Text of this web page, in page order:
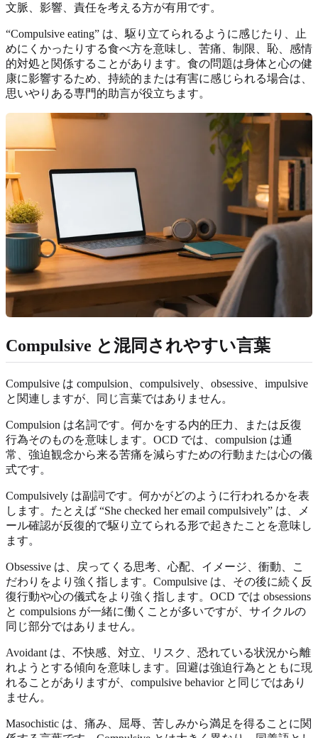
文脈、影響、責任を考える方が有用です。
“Compulsive eating” は、駆り立てられるように感じたり、止
めにくかったりする食べ方を意味し、苦痛、制限、恥、感情
的対処と関係することがあります。食の問題は身体と心の健
康に影響するため、持続的または有害に感じられる場合は、
思いやりある専門的助言が役立ちます。
Compulsive と混同されやすい言葉
Compulsive は compulsion、compulsively、obsessive、impulsive
と関連しますが、同じ言葉ではありません。
Compulsion は名詞です。何かをする内的圧力、または反復
行為そのものを意味します。OCD では、compulsion は通
常、強迫観念から来る苦痛を減らすための行動または心の儀
式です。
Compulsively は副詞です。何かがどのように行われるかを表
します。たとえば “She checked her email compulsively” は、メ
ール確認が反復的で駆り立てられる形で起きたことを意味し
ます。
Obsessive は、戻ってくる思考、心配、イメージ、衝動、こ
だわりをより強く指します。Compulsive は、その後に続く反
復行動や心の儀式をより強く指します。OCD では obsessions
と compulsions が一緒に働くことが多いですが、サイクルの
同じ部分ではありません。
Avoidant は、不快感、対立、リスク、恐れている状況から離
れようとする傾向を意味します。回避は強迫行為とともに現
れることがありますが、compulsive behavior と同じではあり
ません。
Masochistic は、痛み、屈辱、苦しみから満足を得ることに関